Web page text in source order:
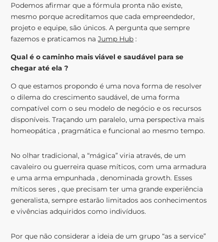
Podemos afirmar que a fórmula pronta não existe,
mesmo porque acreditamos que cada empreendedor,
projeto e equipe, são únicos. A pergunta que sempre
fazemos e praticamos naJump Hub :
Qual é o caminho mais viável e saudável para se
chegar até ela ?
O que estamos propondo é uma nova forma de resolver
o dilema do crescimento saudável, de uma forma
compatível com o seu modelo de negócio e os recursos
disponíveis. Traçando um paralelo, uma perspectiva mais
homeopática , pragmática e funcional ao mesmo tempo.
No olhar tradicional, a “mágica” viria através, de um
cavaleiro ou guerreira quase míticos, com uma armadura
e uma arma empunhada , denominada growth. Esses
míticos seres , que precisam ter uma grande experiência
generalista, sempre estarão limitados aos conhecimentos
e vivências adquiridos como indivíduos.
Por que não considerar a ideia de um grupo “as a service”